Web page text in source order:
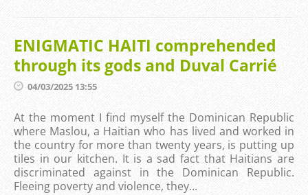
ENIGMATIC HAITI comprehended
through its gods and Duval Carrié
04/03/2025 13:55
At the moment I find myself the Dominican Republic
where Maslou, a Haitian who has lived and worked in
the country for more than twenty years, is putting up
tiles in our kitchen. It is a sad fact that Haitians are
discriminated against in the Dominican Republic.
Fleeing poverty and violence, they...